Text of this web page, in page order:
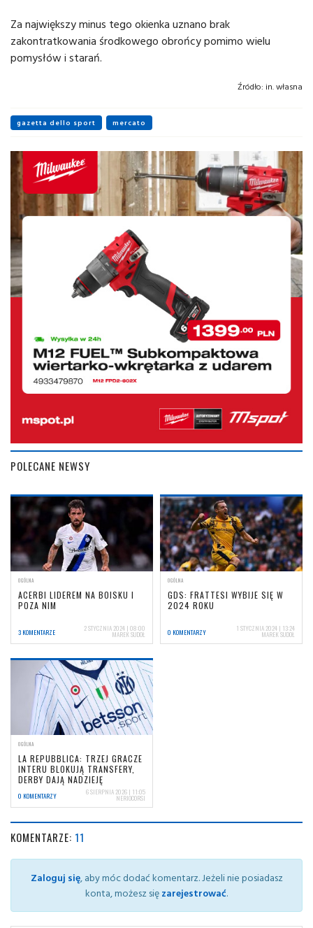
Za największy minus tego okienka uznano brak
zakontratkowania środkowego obrońcy pomimo wielu
pomysłów i starań.
Źródło: in. własna
gazetta dello sport mercato
POLECANE NEWSY
OGÓLNA
ACERBI LIDEREM NA BOISKU I
POZA NIM
3 KOMENTARZE 2 STYCZNIA 2024 | 08:00
MAREK SUDOŁ
OGÓLNA
GDS: FRATTESI WYBIJE SIĘ W
2024 ROKU
0 KOMENTARZY 1 STYCZNIA 2024 | 13:24
MAREK SUDOŁ
OGÓLNA
LA REPUBBLICA: TRZEJ GRACZE
INTERU BLOKUJĄ TRANSFERY,
DERBY DAJĄ NADZIEJĘ
0 KOMENTARZY 6 SIERPNIA 2026 | 11:05
NERIOCORSI
KOMENTARZE: 11
Zaloguj się, aby móc dodać komentarz. Jeżeli nie posiadasz
konta, możesz sięzarejestrować.